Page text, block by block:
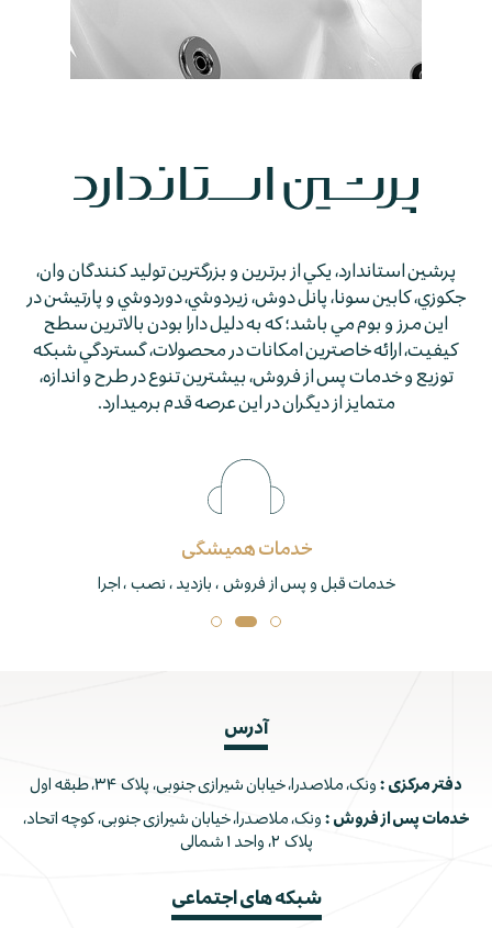
پرشين استاندارد، يكي از برترين و بزرگترين توليد كنندگان وان،
جكوزي، كابين سونا، پانل دوش، زيردوشي، دوردوشي و پارتيشن در
اين مرز و بوم مي باشد؛ كه به دليل دارا بودن بالاترين سطح
كيفيت، ارائه خاصترين امكانات در محصولات، گستردگي شبكه
توزيع و خدمات پس از فروش، بيشترين تنوع در طرح و اندازه،
متمايز از ديگران در اين عرصه قدم برمي­دارد.
خدمات همیشگی
خدمات قبل و پس از فروش ، بازدید ، نصب ، اجرا
آدرس
دفتر مرکزی : ونک، ملاصدرا، خیابان شیرازی جنوبی، پلاک ۳۴، طبقه اول
خدمات پس از فروش : ونک، ملاصدرا، خیابان شیرازی جنوبی، کوچه اتحاد،
پلاک ۲، واحد ۱ شمالی
شبکه های اجتماعی